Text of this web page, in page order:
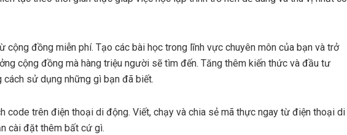
cộng đồng miễn phí. Tạo các bài học trong lĩnh vực chuyên môn của bạn và trở
cộng đồng mà hàng triệu người sẽ tìm đến. Tăng thêm kiến thức và đầu tư
sử dụng những gì bạn đã biết.
code trên điện thoại di động. Viết, chạy và chia sẻ mã thực ngay từ điện thoại di
cài đặt thêm bất cứ gì.